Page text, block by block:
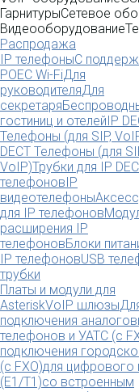
ГарнитурыСетевое
Видеооборудование
Распродажа
IP телефоныС
POEC Wi-FiДля
руководителяДля
секретаря
гостиниц и отелейIP
Телефоны (для SIP,
DECT Телефоны (для
VoIP)Трубки для IP
телефоновIP
видеотелефоны
для IP телефонов
расширения IP
телефоновБлоки
IP телефоновUSB
трубки
Платы и модули для
AsteriskVoIP шлюзы
подключения
телефонов и УАТС (с
подключения
(с FXO)для цифрового
(E1/T1)со встроенным